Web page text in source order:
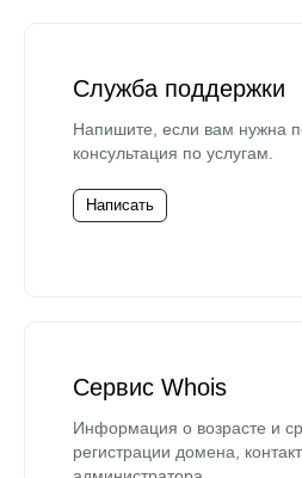
Служба поддержки
Напишите, если вам нужна
консультация по услугам.
Написать
Сервис Whois
Информация о возрасте и
регистрации домена,